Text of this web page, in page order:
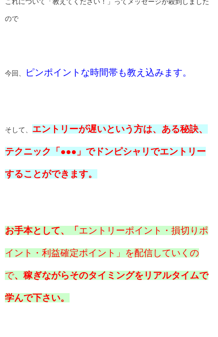
これについて「教えてください！」ってメッセージが殺到しました
ので
今回、 ピンポイントな時間帯も教え込みます。
そして、 エントリーが遅いという方は、ある秘訣、
テクニック「●●●」でドンピシャリでエントリー
することができます。
お手本として、「 エントリーポイント・損切りポ
イント・利益確定ポイント」を配信していくの
で、稼ぎながらそのタイミングをリアルタイムで
学んで下さい。